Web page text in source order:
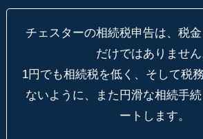
チェスターの相続税申告は、税
だけではありません
1円でも相続税を低く、そして税
ないように、
また円滑な相続手
ートします。